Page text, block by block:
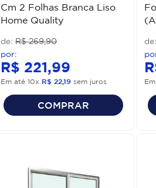
Cm 2 Folhas Branca Liso
Home Quality
R$ 269,90
R$ 221,99
Em até 10x R$ 22,19 sem juros
COMPRAR